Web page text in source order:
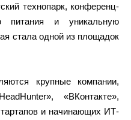
технопарк, конференц-
питания и уникальную
стала одной из площадок
крупные компании,
«ВКонтакте»,
и начинающих ИТ-